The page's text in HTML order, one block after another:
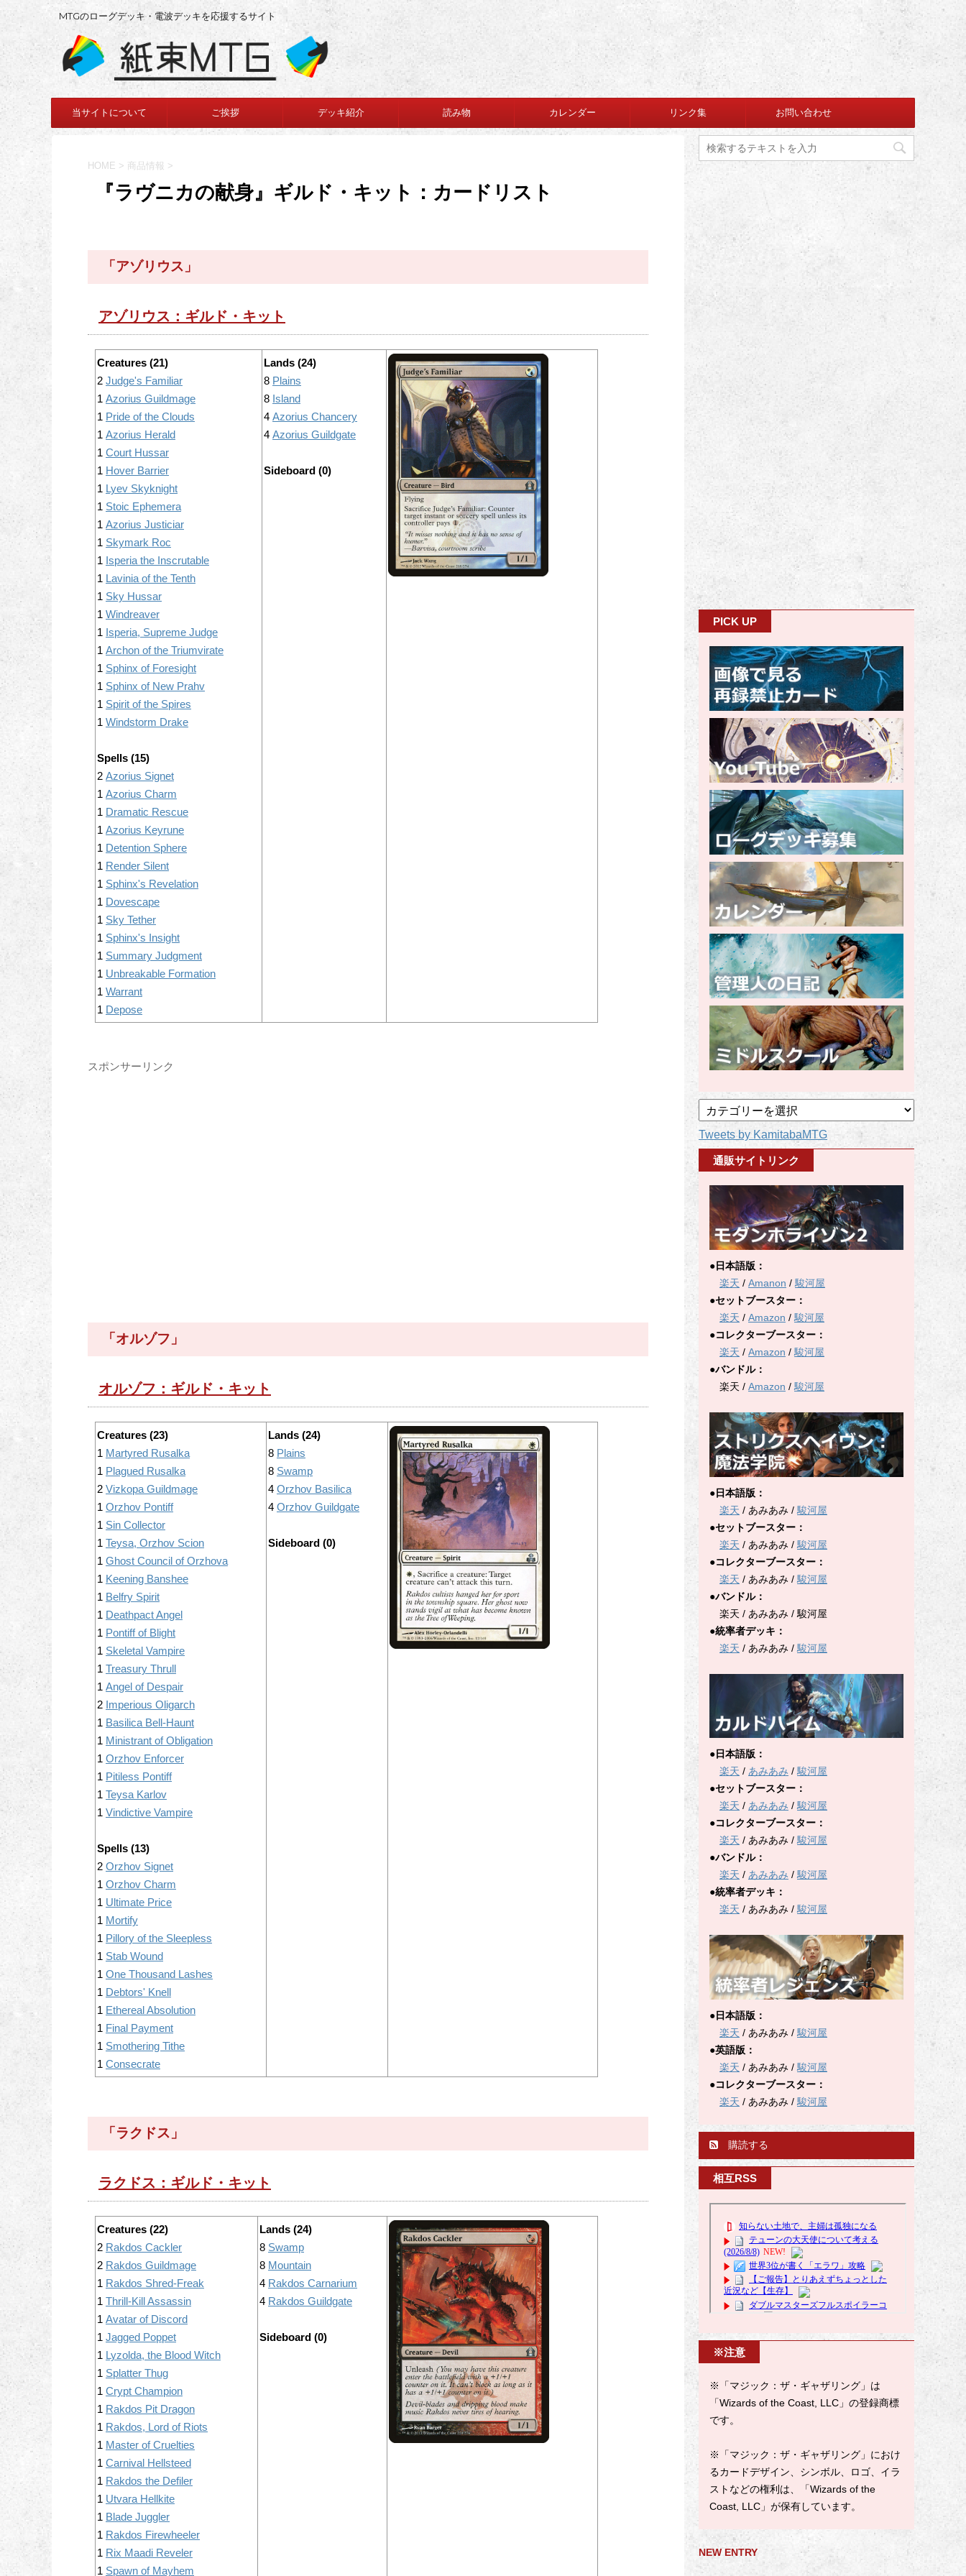
MTGのローグデッキ・電波デッキを応援するサイト
当サイトについて ご挨拶 デッキ紹介 読み物 カレンダー リンク集 お問い合わせ
HOME > 商品情報 >
『ラヴニカの献身』ギルド・キット：カードリスト
「アゾリウス」
アゾリウス：ギルド・キット
Creatures (21)
2 Judge's Familiar
1 Azorius Guildmage
1 Pride of the Clouds
1 Azorius Herald
1 Court Hussar
1 Hover Barrier
1 Lyev Skyknight
1 Stoic Ephemera
1 Azorius Justiciar
1 Skymark Roc
1 Isperia the Inscrutable
1 Lavinia of the Tenth
1 Sky Hussar
1 Windreaver
1 Isperia, Supreme Judge
1 Archon of the Triumvirate
1 Sphinx of Foresight
1 Sphinx of New Prahv
1 Spirit of the Spires
1 Windstorm Drake
Spells (15)
2 Azorius Signet
1 Azorius Charm
1 Dramatic Rescue
1 Azorius Keyrune
1 Detention Sphere
1 Render Silent
1 Sphinx's Revelation
1 Dovescape
1 Sky Tether
1 Sphinx's Insight
1 Summary Judgment
1 Unbreakable Formation
1 Warrant
1 Depose
Lands (24)
8 Plains
8 Island
4 Azorius Chancery
4 Azorius Guildgate
Sideboard (0)
スポンサーリンク
「オルゾフ」
オルゾフ：ギルド・キット
Creatures (23)
1 Martyred Rusalka
1 Plagued Rusalka
2 Vizkopa Guildmage
1 Orzhov Pontiff
1 Sin Collector
1 Teysa, Orzhov Scion
1 Ghost Council of Orzhova
1 Keening Banshee
1 Belfry Spirit
1 Deathpact Angel
1 Pontiff of Blight
1 Skeletal Vampire
1 Treasury Thrull
1 Angel of Despair
2 Imperious Oligarch
1 Basilica Bell-Haunt
1 Ministrant of Obligation
1 Orzhov Enforcer
1 Pitiless Pontiff
1 Teysa Karlov
1 Vindictive Vampire
Spells (13)
2 Orzhov Signet
1 Orzhov Charm
1 Ultimate Price
1 Mortify
1 Pillory of the Sleepless
1 Stab Wound
1 One Thousand Lashes
1 Debtors' Knell
1 Ethereal Absolution
1 Final Payment
1 Smothering Tithe
1 Consecrate
Lands (24)
8 Plains
8 Swamp
4 Orzhov Basilica
4 Orzhov Guildgate
Sideboard (0)
「ラクドス」
ラクドス：ギルド・キット
Creatures (22)
2 Rakdos Cackler
2 Rakdos Guildmage
1 Rakdos Shred-Freak
1 Thrill-Kill Assassin
1 Avatar of Discord
1 Jagged Poppet
1 Lyzolda, the Blood Witch
1 Splatter Thug
1 Crypt Champion
1 Rakdos Pit Dragon
1 Rakdos, Lord of Riots
1 Master of Cruelties
1 Carnival Hellsteed
1 Rakdos the Defiler
1 Utvara Hellkite
1 Blade Juggler
1 Rakdos Firewheeler
1 Rix Maadi Reveler
1 Spawn of Mayhem
Lands (24)
8 Swamp
8 Mountain
4 Rakdos Carnarium
4 Rakdos Guildgate
Sideboard (0)
PICK UP
事
カ
テ
Tweets by KamitabaMTG
通販サイトリンク
●日本語版：
楽天 / Amanon / 駿河屋
●セットブースター：
楽天 / Amazon / 駿河屋
●コレクターブースター：
楽天 / Amazon / 駿河屋
●バンドル：
楽天 / Amazon / 駿河屋
●日本語版：
楽天 / あみあみ / 駿河屋
●セットブースター：
楽天 / あみあみ / 駿河屋
●コレクターブースター：
楽天 / あみあみ / 駿河屋
●バンドル：
楽天 / あみあみ / 駿河屋
●統率者デッキ：
楽天 / あみあみ / 駿河屋
●日本語版：
楽天 / あみあみ / 駿河屋
●セットブースター：
楽天 / あみあみ / 駿河屋
●コレクターブースター：
楽天 / あみあみ / 駿河屋
●バンドル：
楽天 / あみあみ / 駿河屋
●統率者デッキ：
楽天 / あみあみ / 駿河屋
●日本語版：
楽天 / あみあみ / 駿河屋
●英語版：
楽天 / あみあみ / 駿河屋
●コレクターブースター：
楽天 / あみあみ / 駿河屋
購読する
相互RSS
※注意
※「マジック：ザ・ギャザリング」は
「Wizards of the Coast, LLC」の登録商標
です。
※「マジック：ザ・ギャザリング」におけ
るカードデザイン、シンボル、ロゴ、イラ
ストなどの権利は、「Wizards of the
Coast, LLC」が保有しています。
NEW ENTRY